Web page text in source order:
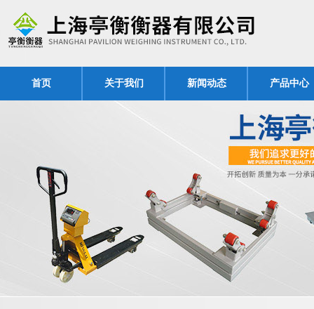
首页 关于我们 新闻动态 产品中心